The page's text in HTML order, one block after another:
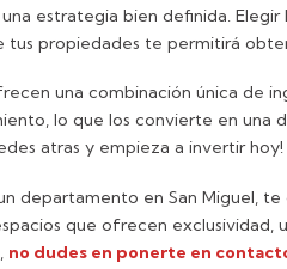
una estrategia bien definida.
tus propiedades te permitirá
una combinación única de
lo que los convierte en una
atras y empieza a invertir hoy!
departamento en San Miguel,
que ofrecen exclusividad,
no dudes en ponerte en